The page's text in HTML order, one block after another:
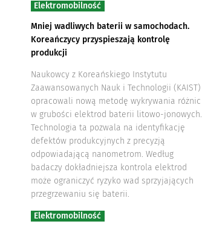
Elektromobilność
Mniej wadliwych baterii w samochodach.
Koreańczycy przyspieszają kontrolę
produkcji
Naukowcy z Koreańskiego Instytutu
Zaawansowanych Nauk i Technologii (KAIST)
opracowali nową metodę wykrywania różnic
w grubości elektrod baterii litowo-jonowych.
Technologia ta pozwala na identyfikację
defektów produkcyjnych z precyzją
odpowiadającą nanometrom. Według
badaczy dokładniejsza kontrola elektrod
może ograniczyć ryzyko wad sprzyjających
przegrzewaniu się baterii.
Elektromobilność